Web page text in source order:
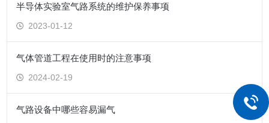
半导体实验室气路系统的维护保养事项
2023-01-12
气体管道工程在使用时的注意事项
2024-02-19
气路设备中哪些容易漏气